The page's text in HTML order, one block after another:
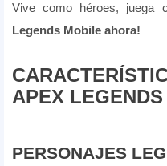
Vive como héroes, juega
Legends Mobile ahora!
APEX LEGENDS
PERSONAJES